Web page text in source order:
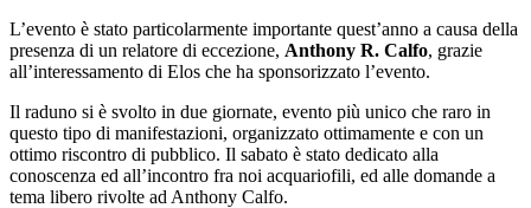
L’evento è stato particolarmente importante quest’anno a causa della
presenza di un relatore di eccezione, Anthony R. Calfo, grazie
all’interessamento di Elos che ha sponsorizzato l’evento.
Il raduno si è svolto in due giornate, evento più unico che raro in
questo tipo di manifestazioni, organizzato ottimamente e con un
ottimo riscontro di pubblico. Il sabato è stato dedicato alla
conoscenza ed all’incontro fra noi acquariofili, ed alle domande a
tema libero rivolte ad Anthony Calfo.